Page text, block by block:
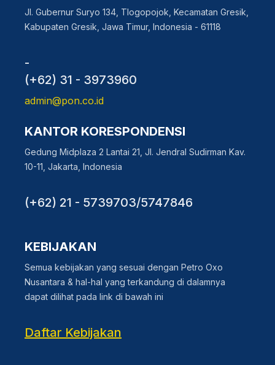
Jl. Gubernur Suryo 134, Tlogopojok, Kecamatan Gresik,
Kabupaten Gresik, Jawa Timur, Indonesia - 61118
-
(+62) 31 - 3973960
admin@pon.co.id
KANTOR KORESPONDENSI
Gedung Midplaza 2 Lantai 21, Jl. Jendral Sudirman Kav.
10-11, Jakarta, Indonesia
(+62) 21 - 5739703/5747846
KEBIJAKAN
Semua kebijakan yang sesuai dengan Petro Oxo
Nusantara & hal-hal yang terkandung di dalamnya
dapat dilihat pada link di bawah ini
Daftar Kebijakan